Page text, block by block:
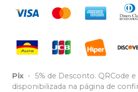
Pix - 5% de Desconto. QRCode e
disponibilizada na página de